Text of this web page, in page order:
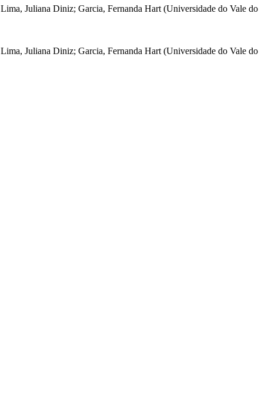
Lima, Juliana Diniz; Garcia, Fernanda Hart (Universidade do Vale do
Lima, Juliana Diniz; Garcia, Fernanda Hart (Universidade do Vale do